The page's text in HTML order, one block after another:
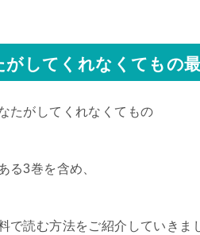
がしてくれなくてもの
たがしてくれなくてもの
る3巻を含め、
で読む方法をご紹介していきま